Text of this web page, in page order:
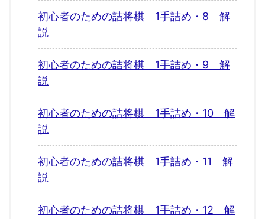
初心者のための詰将棋 1手詰め・8 解
説
初心者のための詰将棋 1手詰め・9 解
説
初心者のための詰将棋 1手詰め・10 解
説
初心者のための詰将棋 1手詰め・11 解
説
初心者のための詰将棋 1手詰め・12 解